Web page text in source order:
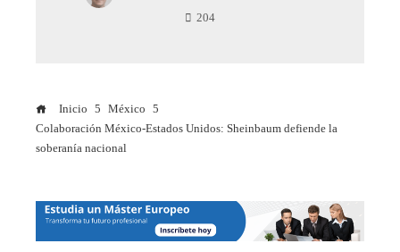
204
Inicio
México
Colaboración México-Estados Unidos: Sheinbaum defiende la
soberanía nacional